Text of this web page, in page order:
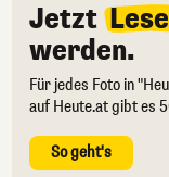
Jetzt
werden.
Für jedes Foto in
auf Heute.at gibt es
So geht's